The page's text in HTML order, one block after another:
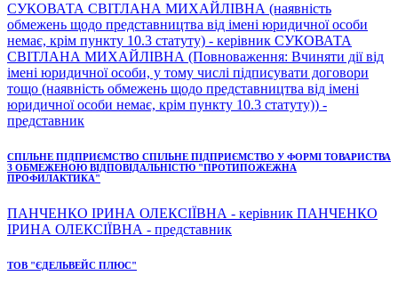
СУКОВАТА СВІТЛАНА МИХАЙЛІВНА (наявність
обмежень щодо представництва від імені юридичної особи
немає, крім пункту 10.3 статуту) - керівник СУКОВАТА
СВІТЛАНА МИХАЙЛІВНА (Повноваження: Вчиняти дії від
імені юридичної особи, у тому числі підписувати договори
тощо (наявність обмежень щодо представництва від імені
юридичної особи немає, крім пункту 10.3 статуту)) -
представник
СПІЛЬНЕ ПІДПРИЄМСТВО СПІЛЬНЕ ПІДПРИЄМСТВО У ФОРМІ ТОВАРИСТВА
З ОБМЕЖЕНОЮ ВІДПОВІДАЛЬНІСТЮ "ПРОТИПОЖЕЖНА
ПРОФИЛАКТИКА"
ПАНЧЕНКО ІРИНА ОЛЕКСІЇВНА - керівник ПАНЧЕНКО
ІРИНА ОЛЕКСІЇВНА - представник
ТОВ "ЄДЕЛЬВЕЙС ПЛЮС"